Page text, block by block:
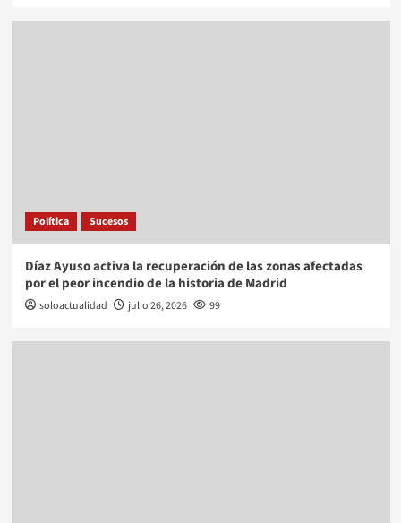
Política Sucesos
Díaz Ayuso activa la recuperación de las zonas afectadas
por el peor incendio de la historia de Madrid
soloactualidad julio 26, 2026 99